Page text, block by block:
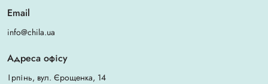
Email
info@chila.ua
Адреса офісу
Ірпінь, вул. Єрощенка, 14